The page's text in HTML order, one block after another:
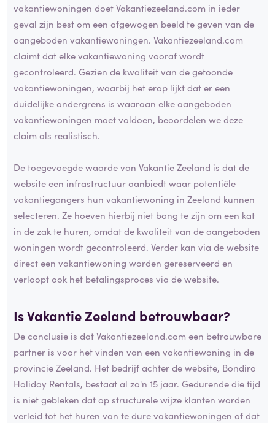
vakantiewoningen doet Vakantiezeeland.com in ieder
geval zijn best om een afgewogen beeld te geven van de
aangeboden vakantiewoningen. Vakantiezeeland.com
claimt dat elke vakantiewoning vooraf wordt
gecontroleerd. Gezien de kwaliteit van de getoonde
vakantiewoningen, waarbij het erop lijkt dat er een
duidelijke ondergrens is waaraan elke aangeboden
vakantiewoningen moet voldoen, beoordelen we deze
claim als realistisch.
De toegevoegde waarde van Vakantie Zeeland is dat de
website een infrastructuur aanbiedt waar potentiële
vakantiegangers hun vakantiewoning in Zeeland kunnen
selecteren. Ze hoeven hierbij niet bang te zijn om een kat
in de zak te huren, omdat de kwaliteit van de aangeboden
woningen wordt gecontroleerd. Verder kan via de website
direct een vakantiewoning worden gereserveerd en
verloopt ook het betalingsproces via de website.
Is Vakantie Zeeland betrouwbaar?
De conclusie is dat Vakantiezeeland.com een betrouwbare
partner is voor het vinden van een vakantiewoning in de
provincie Zeeland. Het bedrijf achter de website, Bondiro
Holiday Rentals, bestaat al zo'n 15 jaar. Gedurende die tijd
is niet gebleken dat op structurele wijze klanten worden
verleid tot het huren van te dure vakantiewoningen of dat